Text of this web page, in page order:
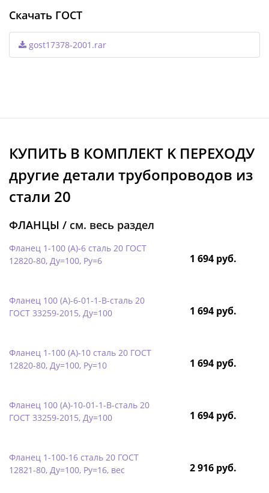
Скачать ГОСТ
gost17378-2001.rar
КУПИТЬ В КОМПЛЕКТ K ПЕРЕХОДУ
другие детали трубопроводов из
стали 20
ФЛАНЦЫ / см. весь раздел
Фланец 1-100 (А)-6 сталь 20 ГОСТ
12820-80, Ду=100, Ру=6
1 694 руб.
Фланец 100 (А)-6-01-1-B-сталь 20
ГОСТ 33259-2015, Ду=100
1 694 руб.
Фланец 1-100 (А)-10 сталь 20 ГОСТ
12820-80, Ду=100, Ру=10
1 694 руб.
Фланец 100 (А)-10-01-1-B-сталь 20
ГОСТ 33259-2015, Ду=100
1 694 руб.
Фланец 1-100-16 сталь 20 ГОСТ
12821-80, Ду=100, Ру=16, вес
2 916 руб.